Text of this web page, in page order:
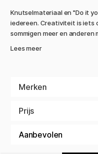
Knutselmateriaal en "Do it
iedereen. Creativiteit is iets
sommigen meer en anderen
verschillende vormen. DIY-
beetje hulp nodig heeft. Als
opstartperiode hebt, raden
creëren.
Lees meer
Merken
Prijs